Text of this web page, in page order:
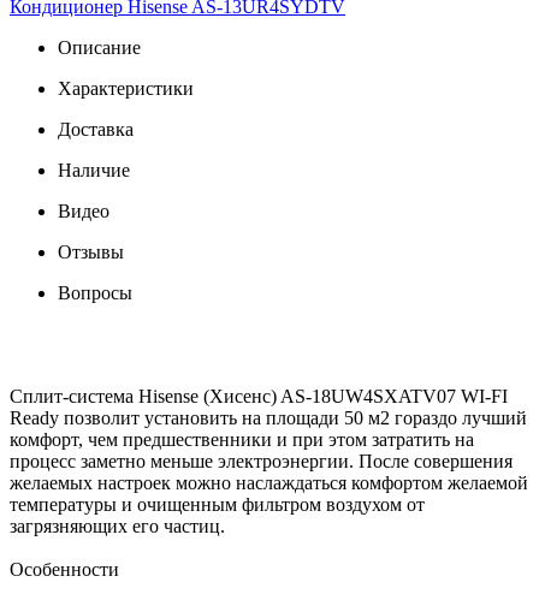
Кондиционер Hisense AS-13UR4SYDTV
Описание
Характеристики
Доставка
Наличие
Видео
Отзывы
Вопросы
Сплит-система Hisense (Хисенс) AS-18UW4SXATV07 WI-FI
Ready позволит установить на площади 50 м2 гораздо лучший
комфорт, чем предшественники и при этом затратить на
процесс заметно меньше электроэнергии. После совершения
желаемых настроек можно наслаждаться комфортом желаемой
температуры и очищенным фильтром воздухом от
загрязняющих его частиц.
Особенности